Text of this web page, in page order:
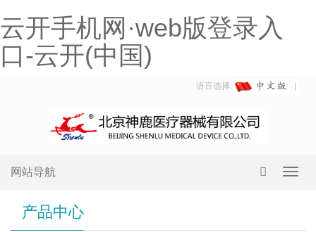
云开手机网·web版登录入
口-云开(中国)
语言选择:
网站导航
产品中心